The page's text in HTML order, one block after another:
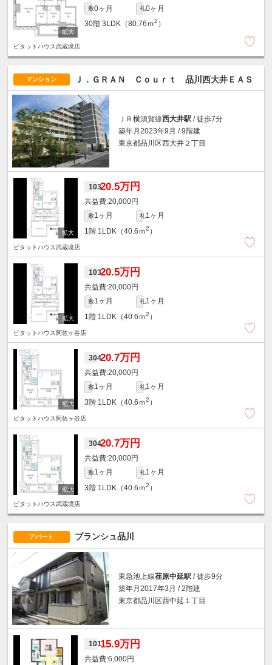
敷0ヶ月 礼0ヶ月
30階 3LDK（80.76ｍ2 ）
ピタットハウス武蔵境店
マンション Ｊ．ＧＲＡＮ Ｃｏｕｒｔ 品川西大井ＥＡＳ
ＪＲ横須賀線西大井駅 / 徒歩7分
築年月2023年9月 / 9階建
東京都品川区西大井２丁目
10320.5万円
20,000円
敷1ヶ月 礼1ヶ月
1階 1LDK（40.6ｍ2 ）
ピタットハウス武蔵境店
10320.5万円
20,000円
敷1ヶ月 礼1ヶ月
1階 1LDK（40.6ｍ2 ）
ピタットハウス阿佐ヶ谷店
30420.7万円
20,000円
敷1ヶ月 礼1ヶ月
3階 1LDK（40.6ｍ2 ）
ピタットハウス阿佐ヶ谷店
30420.7万円
20,000円
敷1ヶ月 礼1ヶ月
3階 1LDK（40.6ｍ2 ）
ピタットハウス武蔵境店
アパート ブランシュ品川
東急池上線荏原中延駅 / 徒歩9分
築年月2017年3月 / 2階建
東京都品川区西中延１丁目
10115.9万円
6,000円